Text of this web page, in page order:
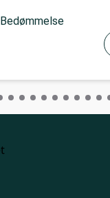
Bedømmelse